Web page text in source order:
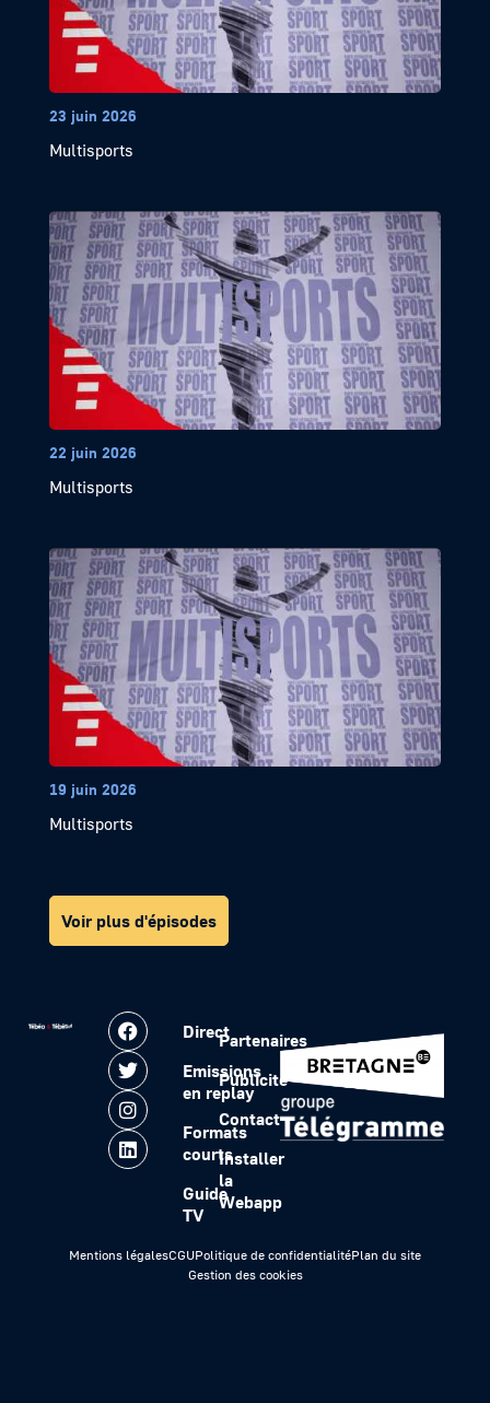
23 juin 2026
Multisports
22 juin 2026
Multisports
19 juin 2026
Multisports
Voir plus d'épisodes
Direct
Emissions
en replay
Formats
courts
Guide
TV
Partenaires
Publicité
Contact
Installer
la
Webapp
Mentions légalesCGUPolitique de confidentialitéPlan du site
Gestion des cookies